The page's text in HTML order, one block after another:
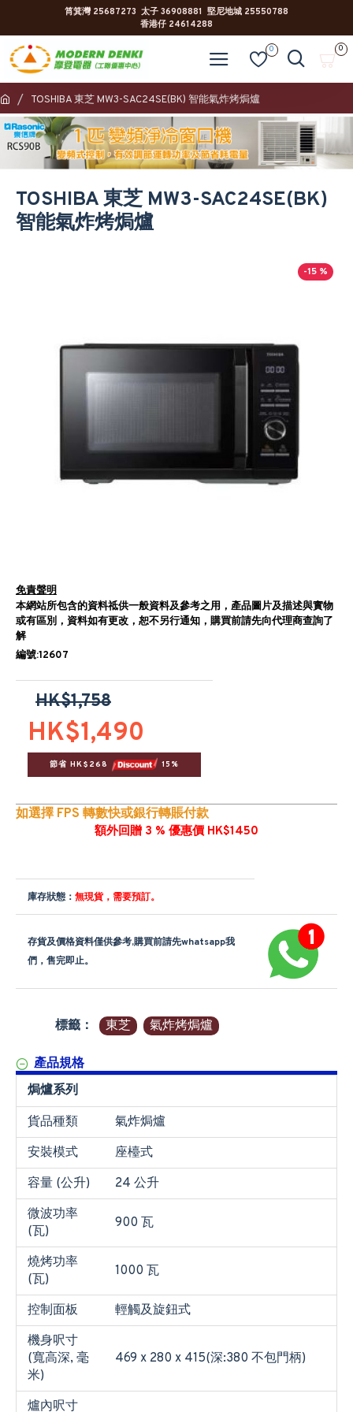
筲箕灣 25687273 太子 36908881 堅尼地城 25550788
香港仔 24614288
0 0
TOSHIBA 東芝 MW3-SAC24SE(BK) 智能氣炸烤焗爐
TOSHIBA 東芝 MW3-SAC24SE(BK)
智能氣炸烤焗爐
-15 %
免責聲明
本網站所包含的資料祗供一般資料及參考之用，產品圖片及描述與實物
或有區別，資料如有更改，恕不另行通知，購買前請先向代理商查詢了
解
編號:12607
HK$1,490
HK$1,758
節省 HK$268 15%
如選擇 FPS 轉數快或銀行轉賬付款
額外回贈 3 % 優惠價 HK$1450
庫存狀態： 無現貨，需要預訂。
存貨及價格資料僅供參考,購買前請先whatsapp我
們，售完即止。
標籤： 東芝 氣炸烤焗爐
產品規格
焗爐系列
貨品種類
氣炸焗爐
安裝模式
座檯式
容量 (公升)
24 公升
微波功率
(瓦)
900 瓦
燒烤功率
(瓦)
1000 瓦
控制面板
輕觸及旋鈕式
機身呎寸
(寬高深, 毫
米)
469 x 280 x 415(深:380 不包門柄)
爐內呎寸